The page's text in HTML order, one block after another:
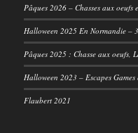
Pâques 2026 – Chasses aux oeufs
Halloween 2025 En Normandie –
Pâques 2025 : Chasse aux oeufs,
Halloween 2023 – Escapes
Flaubert 2021